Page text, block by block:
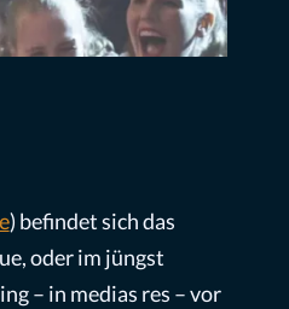
) befindet sich das
oder im jüngst
– in medias res – vor